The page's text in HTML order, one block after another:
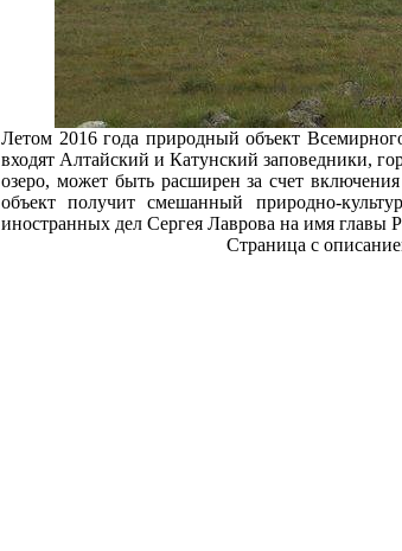
Летом 2016 года природный объект
входят Алтайский и Катунский заповедники,
озеро, может быть расширен за счет
объект получит смешанный природно-
иностранных дел Сергея Лаврова на имя главы
Страница с